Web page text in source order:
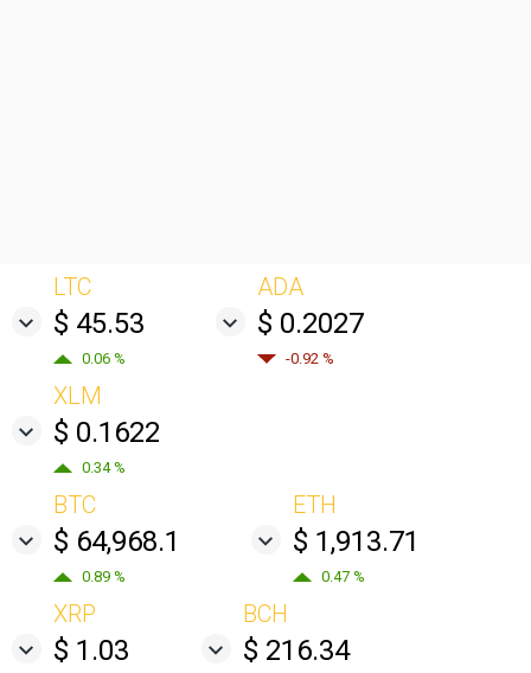
LTC
$ 45.53
0.06 %
ADA
$ 0.2027
-0.92 %
XLM
$ 0.1622
0.34 %
BTC
$ 64,968.1
0.89 %
ETH
$ 1,913.71
0.47 %
XRP
$ 1.03
BCH
$ 216.34